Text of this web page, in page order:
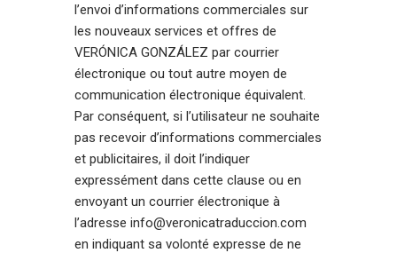
l’envoi d’informations commerciales sur
les nouveaux services et offres de
VERÓNICA GONZÁLEZ par courrier
électronique ou tout autre moyen de
communication électronique équivalent.
Par conséquent, si l’utilisateur ne souhaite
pas recevoir d’informations commerciales
et publicitaires, il doit l’indiquer
expressément dans cette clause ou en
envoyant un courrier électronique à
l’adresse info@veronicatraduccion.com
en indiquant sa volonté expresse de ne